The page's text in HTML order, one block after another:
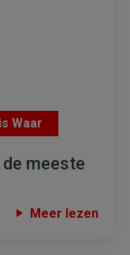
Waar
meeste
Meer lezen